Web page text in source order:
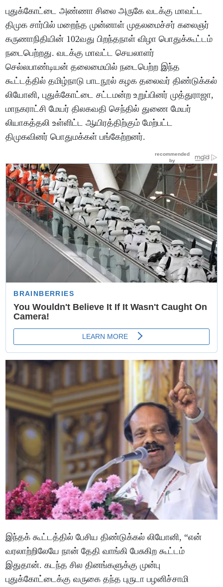
புதுக்கோட்டை அண்ணா சிலை அருகே வடக்கு மாவட்ட
திமுக சார்பில் மறைந்த முன்னாள் முதலமைச்சர் கலைஞர்
கருணாநிதியின் 102வது பிறந்தநாள் விழா பொதுக்கூட்டம்
நடைபெற்றது. வடக்கு மாவட்ட செயலாளர்
செல்லபாண்டியன் தலைமையில் நடைபெற்ற இந்த
கூட்டத்தில் தமிழ்நாடு பாடநூல் கழக தலைவர் திண்டுக்கல்
லியோனி, புதுக்கோட்டை சட்டமன்ற உறுப்பினர் முத்துராஜா,
மாநகராட்சி மேயர் திலகவதி செந்தில் துணை மேயர்
லியாகத்தலி உள்ளிட்ட ஆயிரத்திற்கும் மேற்பட்ட
திமுகவினர் பொதுமக்கள் பங்கேற்றனர்.
இந்தக் கூட்டத்தில் பேசிய திண்டுக்கல் லியோனி, “என்
வரலாற்றிலேயே நான் தேதி வாங்கி பேசுகிற கூட்டம்
இதுதான். கடந்த சில தினங்களுக்கு முன்பு
புதுக்கோட்டைக்கு வருகை தந்த புருடா பழனிச்சாமி